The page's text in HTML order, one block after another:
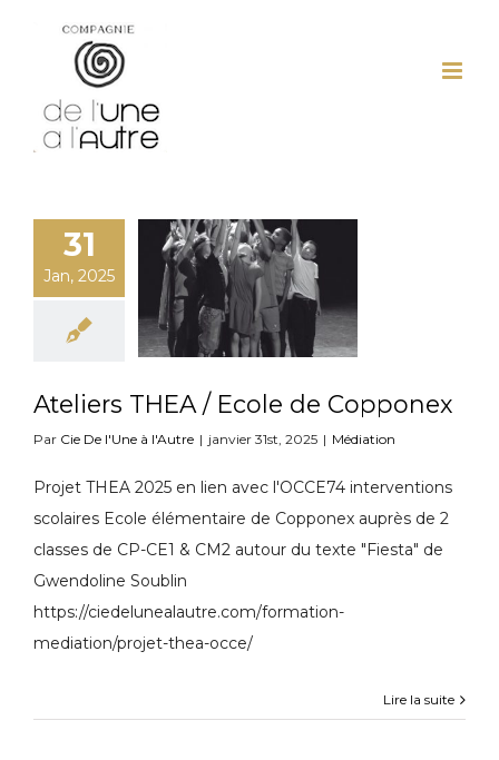
31
Jan, 2025
Ateliers THEA / Ecole de Copponex
Par Cie De l'Une à l'Autre | janvier 31st, 2025 | Médiation
Projet THEA 2025 en lien avec l'OCCE74 interventions
scolaires Ecole élémentaire de Copponex auprès de 2
classes de CP-CE1 & CM2 autour du texte "Fiesta" de
Gwendoline Soublin
https://ciedelunealautre.com/formation-
mediation/projet-thea-occe/
Lire la suite